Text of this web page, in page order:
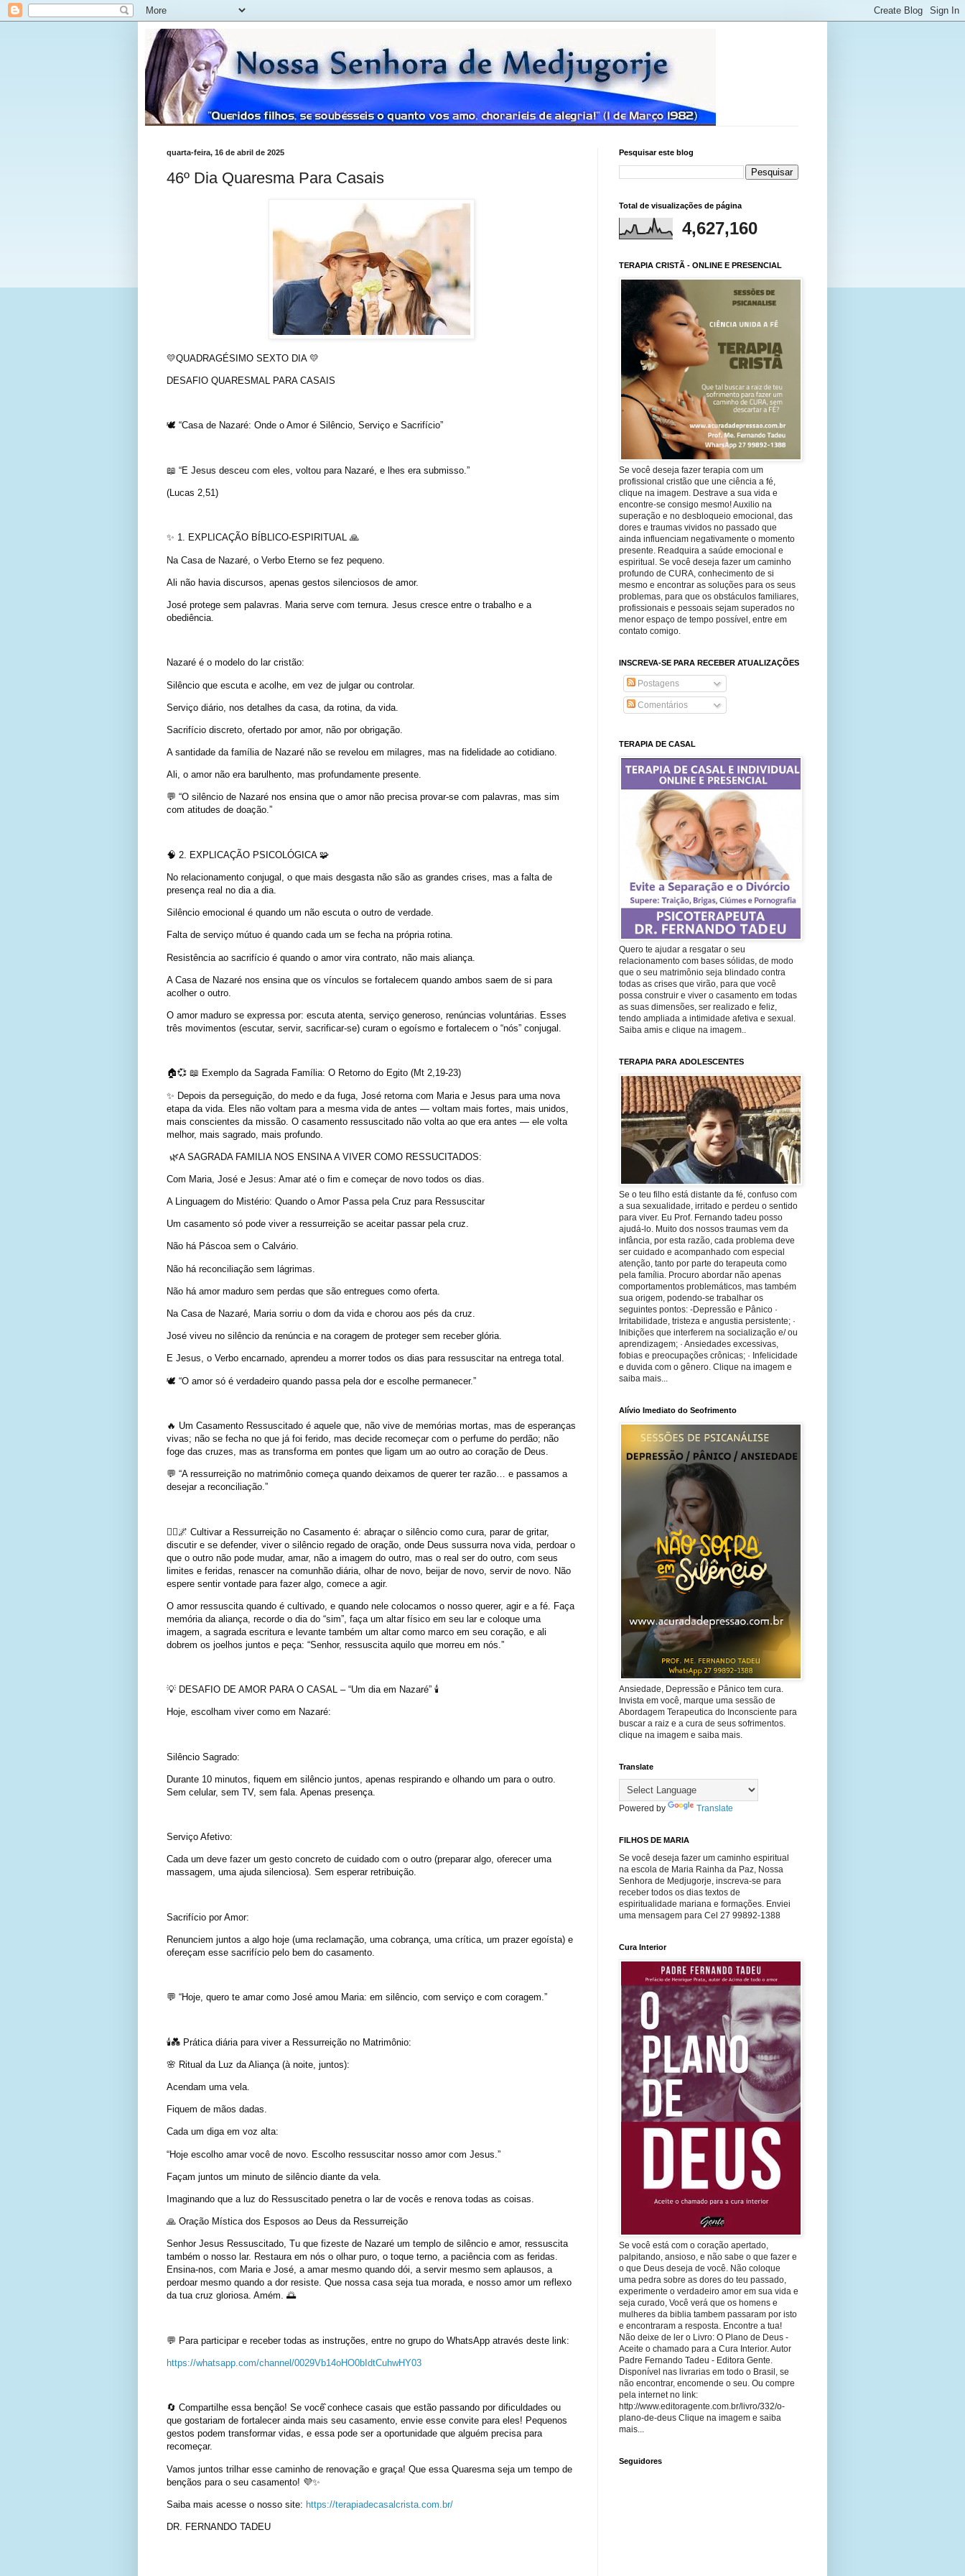
quarta-feira, 16 de abril de 2025
46º Dia Quaresma Para Casais
💛QUADRAGÉSIMO SEXTO DIA 💛
DESAFIO QUARESMAL PARA CASAIS
🕊️ “Casa de Nazaré: Onde o Amor é Silêncio, Serviço e Sacrifício”
📖 “E Jesus desceu com eles, voltou para Nazaré, e lhes era submisso.”
(Lucas 2,51)
✨ 1. EXPLICAÇÃO BÍBLICO-ESPIRITUAL 🙏
Na Casa de Nazaré, o Verbo Eterno se fez pequeno.
Ali não havia discursos, apenas gestos silenciosos de amor.
José protege sem palavras. Maria serve com ternura. Jesus cresce entre o trabalho e a
obediência.
Nazaré é o modelo do lar cristão:
Silêncio que escuta e acolhe, em vez de julgar ou controlar.
Serviço diário, nos detalhes da casa, da rotina, da vida.
Sacrifício discreto, ofertado por amor, não por obrigação.
A santidade da família de Nazaré não se revelou em milagres, mas na fidelidade ao cotidiano.
Ali, o amor não era barulhento, mas profundamente presente.
💬 “O silêncio de Nazaré nos ensina que o amor não precisa provar-se com palavras, mas sim
com atitudes de doação.”
🧠 2. EXPLICAÇÃO PSICOLÓGICA 🧩
No relacionamento conjugal, o que mais desgasta não são as grandes crises, mas a falta de
presença real no dia a dia.
Silêncio emocional é quando um não escuta o outro de verdade.
Falta de serviço mútuo é quando cada um se fecha na própria rotina.
Resistência ao sacrifício é quando o amor vira contrato, não mais aliança.
A Casa de Nazaré nos ensina que os vínculos se fortalecem quando ambos saem de si para
acolher o outro.
O amor maduro se expressa por: escuta atenta, serviço generoso, renúncias voluntárias. Esses
três movimentos (escutar, servir, sacrificar-se) curam o egoísmo e fortalecem o “nós” conjugal.
🏠💞 📖 Exemplo da Sagrada Família: O Retorno do Egito (Mt 2,19-23)
✨ Depois da perseguição, do medo e da fuga, José retorna com Maria e Jesus para uma nova
etapa da vida. Eles não voltam para a mesma vida de antes — voltam mais fortes, mais unidos,
mais conscientes da missão. O casamento ressuscitado não volta ao que era antes — ele volta
melhor, mais sagrado, mais profundo.
🌿A SAGRADA FAMILIA NOS ENSINA A VIVER COMO RESSUCITADOS:
Com Maria, José e Jesus: Amar até o fim e começar de novo todos os dias.
A Linguagem do Mistério: Quando o Amor Passa pela Cruz para Ressuscitar
Um casamento só pode viver a ressurreição se aceitar passar pela cruz.
Não há Páscoa sem o Calvário.
Não há reconciliação sem lágrimas.
Não há amor maduro sem perdas que são entregues como oferta.
Na Casa de Nazaré, Maria sorriu o dom da vida e chorou aos pés da cruz.
José viveu no silêncio da renúncia e na coragem de proteger sem receber glória.
E Jesus, o Verbo encarnado, aprendeu a morrer todos os dias para ressuscitar na entrega total.
🕊️ “O amor só é verdadeiro quando passa pela dor e escolhe permanecer.”
🔥 Um Casamento Ressuscitado é aquele que, não vive de memórias mortas, mas de esperanças
vivas; não se fecha no que já foi ferido, mas decide recomeçar com o perfume do perdão; não
foge das cruzes, mas as transforma em pontes que ligam um ao outro ao coração de Deus.
💬 “A ressurreição no matrimônio começa quando deixamos de querer ter razão… e passamos a
desejar a reconciliação.”
🧎‍♂️🌌 Cultivar a Ressurreição no Casamento é: abraçar o silêncio como cura, parar de gritar,
discutir e se defender, viver o silêncio regado de oração, onde Deus sussurra nova vida, perdoar o
que o outro não pode mudar, amar, não a imagem do outro, mas o real ser do outro, com seus
limites e feridas, renascer na comunhão diária, olhar de novo, beijar de novo, servir de novo. Não
espere sentir vontade para fazer algo, comece a agir.
O amor ressuscita quando é cultivado, e quando nele colocamos o nosso querer, agir e a fé. Faça
memória da aliança, recorde o dia do “sim”, faça um altar físico em seu lar e coloque uma
imagem, a sagrada escritura e levante também um altar como marco em seu coração, e ali
dobrem os joelhos juntos e peça: “Senhor, ressuscita aquilo que morreu em nós.”
💡 DESAFIO DE AMOR PARA O CASAL – “Um dia em Nazaré” 🕯️
Hoje, escolham viver como em Nazaré:
Silêncio Sagrado:
Durante 10 minutos, fiquem em silêncio juntos, apenas respirando e olhando um para o outro.
Sem celular, sem TV, sem fala. Apenas presença.
Serviço Afetivo:
Cada um deve fazer um gesto concreto de cuidado com o outro (preparar algo, oferecer uma
massagem, uma ajuda silenciosa). Sem esperar retribuição.
Sacrifício por Amor:
Renunciem juntos a algo hoje (uma reclamação, uma cobrança, uma crítica, um prazer egoísta) e
ofereçam esse sacrifício pelo bem do casamento.
💬 “Hoje, quero te amar como José amou Maria: em silêncio, com serviço e com coragem.”
🕯️💑 Prática diária para viver a Ressurreição no Matrimônio:
🌸 Ritual da Luz da Aliança (à noite, juntos):
Acendam uma vela.
Fiquem de mãos dadas.
Cada um diga em voz alta:
“Hoje escolho amar você de novo. Escolho ressuscitar nosso amor com Jesus.”
Façam juntos um minuto de silêncio diante da vela.
Imaginando que a luz do Ressuscitado penetra o lar de vocês e renova todas as coisas.
🙏 Oração Mística dos Esposos ao Deus da Ressurreição
Senhor Jesus Ressuscitado, Tu que fizeste de Nazaré um templo de silêncio e amor, ressuscita
também o nosso lar. Restaura em nós o olhar puro, o toque terno, a paciência com as feridas.
Ensina-nos, com Maria e José, a amar mesmo quando dói, a servir mesmo sem aplausos, a
perdoar mesmo quando a dor resiste. Que nossa casa seja tua morada, e nosso amor um reflexo
da tua cruz gloriosa. Amém. 🌅
💬 Para participar e receber todas as instruções, entre no grupo do WhatsApp através deste link:
https://whatsapp.com/channel/0029Vb14oHO0bIdtCuhwHY03
🔄 Compartilhe essa benção! Se vocêconhece casais que estão passando por dificuldades ou
que gostariam de fortalecer ainda mais seu casamento, envie esse convite para eles! Pequenos
gestos podem transformar vidas, e essa pode ser a oportunidade que alguém precisa para
recomeçar.
Vamos juntos trilhar esse caminho de renovação e graça! Que essa Quaresma seja um tempo de
bençãos para o seu casamento! 💜✨
Saiba mais acesse o nosso site: https://terapiadecasalcrista.com.br/
DR. FERNANDO TADEU
Pesquisar este blog
Total de visualizações de página
4,627,160
TERAPIA CRISTÃ - ONLINE E PRESENCIAL
Se você deseja fazer terapia com um
profissional cristão que une ciência a fé,
clique na imagem. Destrave a sua vida e
encontre-se consigo mesmo! Auxilio na
superação e no desbloqueio emocional, das
dores e traumas vividos no passado que
ainda influenciam negativamente o momento
presente. Readquira a saúde emocional e
espiritual. Se você deseja fazer um caminho
profundo de CURA, conhecimento de si
mesmo e encontrar as soluções para os seus
problemas, para que os obstáculos familiares,
profissionais e pessoais sejam superados no
menor espaço de tempo possível, entre em
contato comigo.
INSCREVA-SE PARA RECEBER ATUALIZAÇÕES
Postagens
Comentários
TERAPIA DE CASAL
Quero te ajudar a resgatar o seu
relacionamento com bases sólidas, de modo
que o seu matrimônio seja blindado contra
todas as crises que virão, para que você
possa construir e viver o casamento em todas
as suas dimensões, ser realizado e feliz,
tendo ampliada a intimidade afetiva e sexual.
Saiba amis e clique na imagem..
TERAPIA PARA ADOLESCENTES
Se o teu filho está distante da fé, confuso com
a sua sexualidade, irritado e perdeu o sentido
para viver. Eu Prof. Fernando tadeu posso
ajudá-lo. Muito dos nossos traumas vem da
infância, por esta razão, cada problema deve
ser cuidado e acompanhado com especial
atenção, tanto por parte do terapeuta como
pela família. Procuro abordar não apenas
comportamentos problemáticos, mas também
sua origem, podendo-se trabalhar os
seguintes pontos: -Depressão e Pânico ·
Irritabilidade, tristeza e angustia persistente; ·
Inibições que interferem na socialização e/ ou
aprendizagem; · Ansiedades excessivas,
fobias e preocupações crônicas; · Infelicidade
e duvida com o gênero. Clique na imagem e
saiba mais...
Alívio Imediato do Seofrimento
Ansiedade, Depressão e Pânico tem cura.
Invista em você, marque uma sessão de
Abordagem Terapeutica do Inconsciente para
buscar a raiz e a cura de seus sofrimentos.
clique na imagem e saiba mais.
Translate
Powered by Translate
FILHOS DE MARIA
Se você deseja fazer um caminho espiritual
na escola de Maria Rainha da Paz, Nossa
Senhora de Medjugorje, inscreva-se para
receber todos os dias textos de
espiritualidade mariana e formações. Enviei
uma mensagem para Cel 27 99892-1388
Cura Interior
Se você está com o coração apertado,
palpitando, ansioso, e não sabe o que fazer e
o que Deus deseja de você. Não coloque
uma pedra sobre as dores do teu passado,
experimente o verdadeiro amor em sua vida e
seja curado, Você verá que os homens e
mulheres da biblia tambem passaram por isto
e encontraram a resposta. Encontre a tua!
Não deixe de ler o Livro: O Plano de Deus -
Aceite o chamado para a Cura Interior. Autor
Padre Fernando Tadeu - Editora Gente.
Disponível nas livrarias em todo o Brasil, se
não encontrar, encomende o seu. Ou compre
pela internet no link:
http://www.editoragente.com.br/livro/332/o-
plano-de-deus Clique na imagem e saiba
mais...
Seguidores